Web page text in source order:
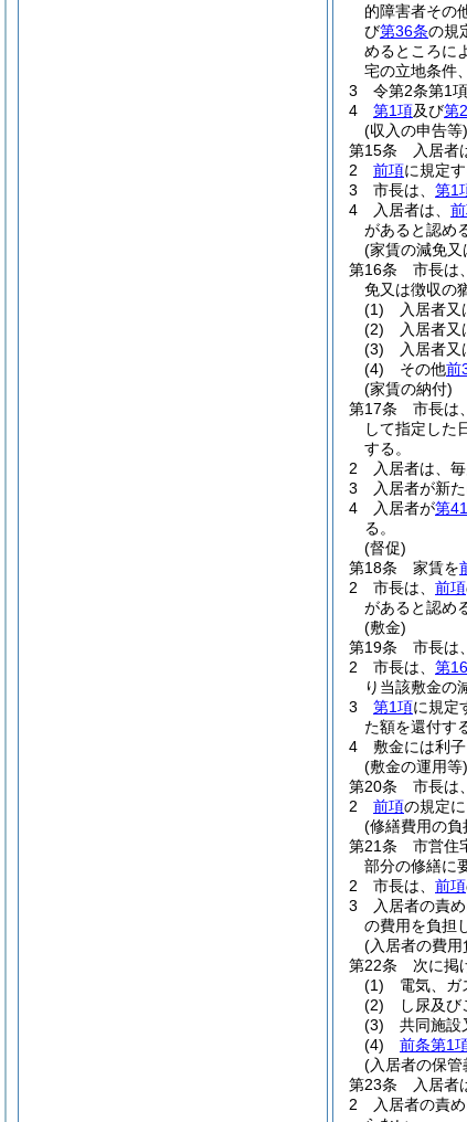
的障害者その
び第36条の規
めるところに
宅の立地条件
3
令第2条第1
4
第1項及び第
(収入の申告等)
第15条
入居者
2
前項に規定
3
市長は、 第1
4
入居者は、
があると認め
(家賃の減免又
第16条
市長は
免又は徴収の
(1)
入居者又
(2)
入居者又
(3)
入居者又
(4)
その他前
(家賃の納付)
第17条
市長は
して指定した
する。
2
入居者は、
3
入居者が新
4
入居者が第
る。
(督促)
第18条
家賃を
2
市長は、 前項
があると認め
(敷金)
第19条
市長は
2
市長は、 第
り当該敷金の
3
第1項に規定
た額を還付す
4
敷金には利子
(敷金の運用等)
第20条
市長は
2
前項の規定
(修繕費用の負
第21条
市営住
部分の修繕に
2
市長は、 前項
3
入居者の責
の費用を負担
(入居者の費用
第22条
次に掲
(1)
電気、ガ
(2)
し尿及
(3)
共同施設
(4)
前条第1
(入居者の保管
第23条
入居者
2
入居者の責